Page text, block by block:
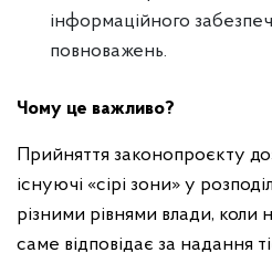
інформаційного
повноважень.
Чому це важливо?
Прийняття законопроєкту
існуючі «сірі зони» у
різними рівнями влади, коли
саме відповідає за надання